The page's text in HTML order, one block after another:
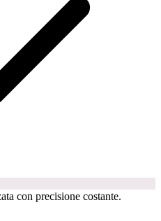
con precisione costante.